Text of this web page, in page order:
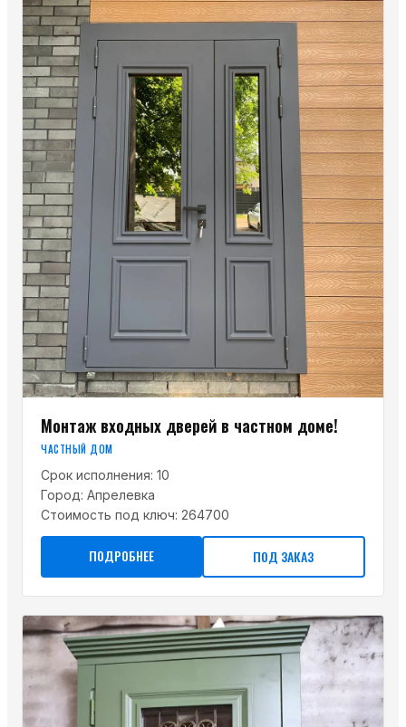
Монтаж входных дверей в частном доме!
ЧАСТНЫЙ ДОМ
Срок исполнения: 10
Город: Апрелевка
Стоимость под ключ: 264700
ПОДРОБНЕЕ ПОД ЗАКАЗ